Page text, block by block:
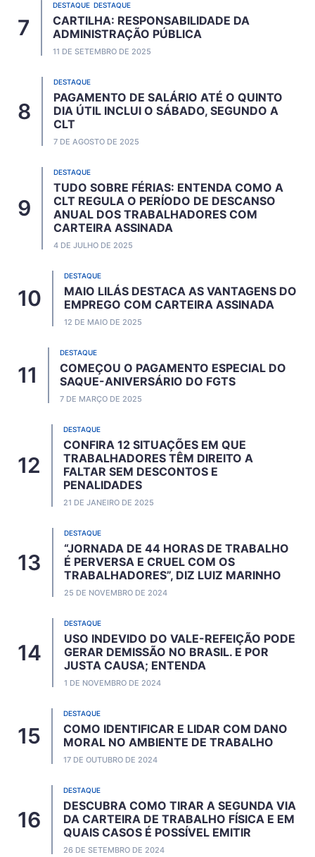
DESTAQUE DESTAQUE
CARTILHA: RESPONSABILIDADE DA
ADMINISTRAÇÃO PÚBLICA
11 DE SETEMBRO DE 2025
DESTAQUE
PAGAMENTO DE SALÁRIO ATÉ O QUINTO
DIA ÚTIL INCLUI O SÁBADO, SEGUNDO A
CLT
7 DE AGOSTO DE 2025
DESTAQUE
TUDO SOBRE FÉRIAS: ENTENDA COMO A
CLT REGULA O PERÍODO DE DESCANSO
ANUAL DOS TRABALHADORES COM
CARTEIRA ASSINADA
4 DE JULHO DE 2025
DESTAQUE
MAIO LILÁS DESTACA AS VANTAGENS DO
EMPREGO COM CARTEIRA ASSINADA
12 DE MAIO DE 2025
DESTAQUE
COMEÇOU O PAGAMENTO ESPECIAL DO
SAQUE-ANIVERSÁRIO DO FGTS
7 DE MARÇO DE 2025
DESTAQUE
CONFIRA 12 SITUAÇÕES EM QUE
TRABALHADORES TÊM DIREITO A
FALTAR SEM DESCONTOS E
PENALIDADES
21 DE JANEIRO DE 2025
DESTAQUE
“JORNADA DE 44 HORAS DE TRABALHO
É PERVERSA E CRUEL COM OS
TRABALHADORES”, DIZ LUIZ MARINHO
25 DE NOVEMBRO DE 2024
DESTAQUE
USO INDEVIDO DO VALE-REFEIÇÃO PODE
GERAR DEMISSÃO NO BRASIL. E POR
JUSTA CAUSA; ENTENDA
1 DE NOVEMBRO DE 2024
DESTAQUE
COMO IDENTIFICAR E LIDAR COM DANO
MORAL NO AMBIENTE DE TRABALHO
17 DE OUTUBRO DE 2024
DESTAQUE
DESCUBRA COMO TIRAR A SEGUNDA VIA
DA CARTEIRA DE TRABALHO FÍSICA E EM
QUAIS CASOS É POSSÍVEL EMITIR
26 DE SETEMBRO DE 2024